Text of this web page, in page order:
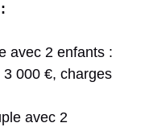
avec 2 enfants :
000 €, charges
avec 2